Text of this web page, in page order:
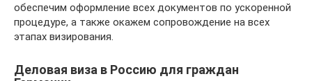
обеспечим оформление всех документов по ускоренной
процедуре, а также окажем сопровождение на всех
этапах визирования.
Деловая виза в Россию для граждан